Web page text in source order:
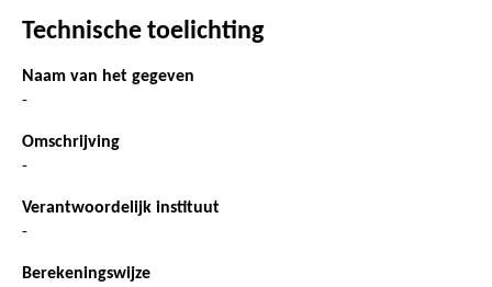
Technische toelichting
Naam van het gegeven
-
Omschrijving
-
Verantwoordelijk instituut
-
Berekeningswijze